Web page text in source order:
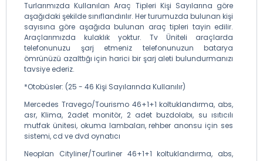
Turlarımızda Kullanılan Araç Tipleri Kişi Sayılarına göre
aşağıdaki şekilde sınıflandırılır. Her turumuzda bulunan kişi
sayısına göre aşağıda bulunan araç tipleri tayin edilir.
Araçlarımızda kulaklık yoktur. Tv Üniteli araçlarda
telefonunuzu şarj etmeniz telefonunuzun batarya
ömrünüzü azalttığı için harici bir şarj aleti bulundurmanızı
tavsiye ederiz.
*Otobüsler: (25 - 46 Kişi Sayılarında Kullanılır)
Mercedes Travego/Tourismo 46+1+1 koltuklandırma, abs,
asr, Klima, 2adet monitör, 2 adet buzdolabı, su ısıtıcılı
mutfak ünitesi, okuma lambaları, rehber anonsu için ses
sistemi, cd ve dvd oynatıcı
Neoplan Cityliner/Tourliner 46+1+1 koltuklandırma, abs,